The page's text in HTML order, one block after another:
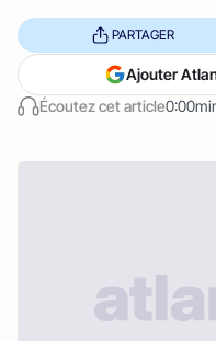
Écoutez cet article
PARTAGER
Ajouter